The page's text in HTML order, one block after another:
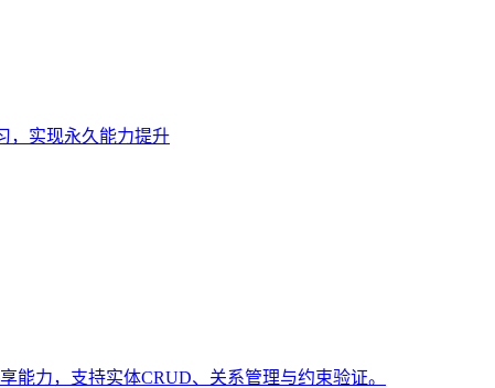
，实现永久能力提升
能力，支持实体CRUD、关系管理与约束验证。